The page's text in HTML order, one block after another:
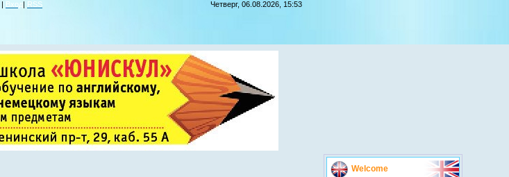
| Вход| RSS Четверг, 06.08.2026, 15:53
Welcome